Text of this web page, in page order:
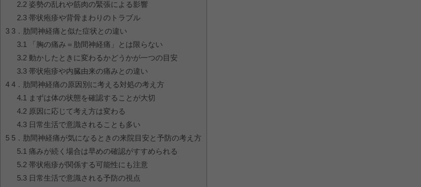
2.2姿勢の乱れや筋肉の緊張による影響
2.3帯状疱疹や背骨まわりのトラブル
3 3．肋間神経痛と似た症状との違い
3.1
「胸の痛み＝肋間神経痛」とは限らない
3.2動かしたときに変わるかどうかが一つの目安
3.3帯状疱疹や内臓由来の痛みとの違い
4 4．肋間神経痛の原因別に考える対処の考え方
4.1
まずは体の状態を確認することが大切
4.2原因に応じて考え方は変わる
4.3日常生活で意識されることも多い
5 5．肋間神経痛が気になるときの来院目安と予防の考え方
5.1 痛みが続く場合は早めの確認がすすめられる
5.2帯状疱疹が関係する可能性にも注意
5.3日常生活で意識される予防の視点